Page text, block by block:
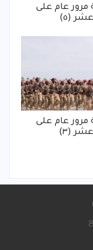
مرور عام على
(٥)
مرور عام على
(٣)